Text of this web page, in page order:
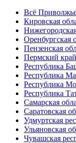
Всё
Кировская
Оренбургская
Пензенская
Пермский край
Республика
Республика
Республика
Республика
Самарская
Саратовская
Удмуртская
Ульяновская
Чувашская